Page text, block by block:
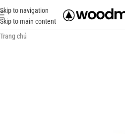
Skip to navigation
Skip to main content
Trang chủ